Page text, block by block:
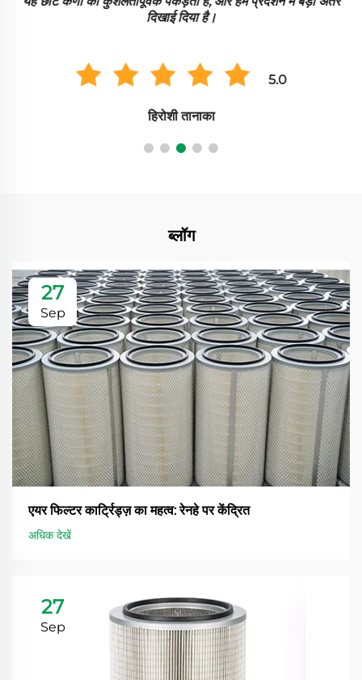
दिखाई दिया है।
5.0
हिरोशी तानाका
ब्लॉग
27
Sep
एयर फिल्टर कार्ट्रिड्ज़ का महत्व: रेनहे पर केंद्रित
अधिक देखें
27
Sep